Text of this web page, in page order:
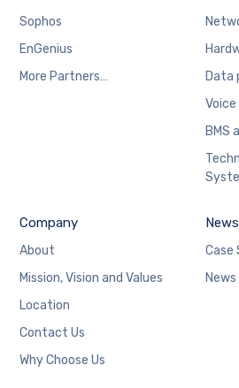
Sophos
EnGenius
More Partners…
Data
BMS
Company
About
Mission, Vision and Values
Location
Contact Us
Why Choose Us
News
Case